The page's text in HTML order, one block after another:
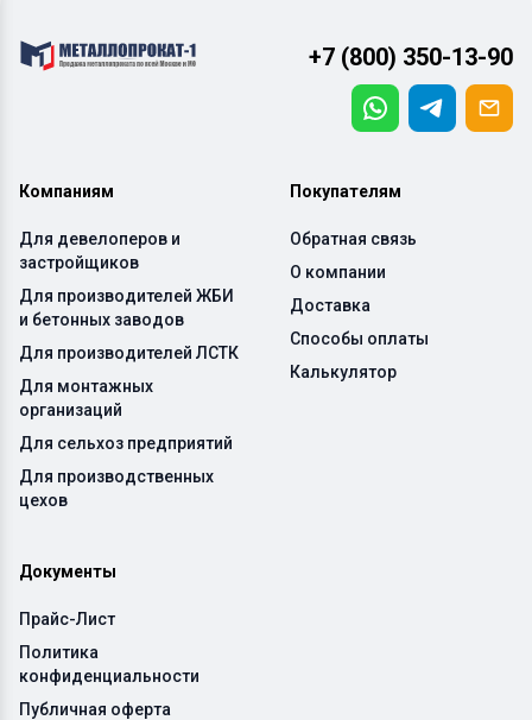
+7 (800) 350-13-90
Компаниям
Для девелоперов и
застройщиков
Для производителей ЖБИ
и бетонных заводов
Для производителей ЛСТК
Для монтажных
организаций
Для сельхоз предприятий
Для производственных
цехов
Покупателям
Обратная связь
О компании
Доставка
Способы оплаты
Калькулятор
Документы
Прайс-Лист
Политика
конфиденциальности
Публичная оферта